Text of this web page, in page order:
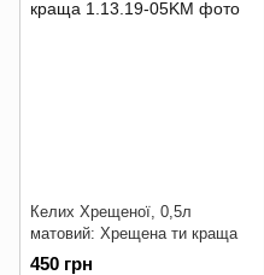
Келих Хрещеної, 0,5л
матовий: Хрещена ти краща
450 грн